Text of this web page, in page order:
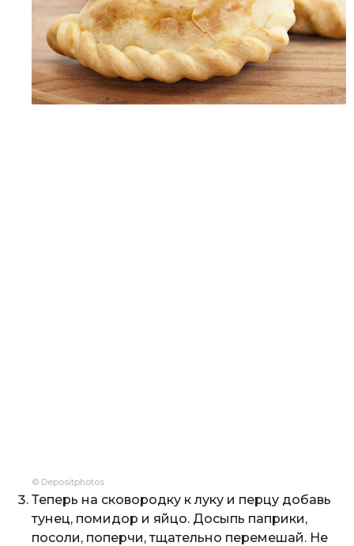
© Depositphotos
Теперь на сковородку к луку и перцу добавь
тунец, помидор и яйцо. Досыпь паприки,
посоли, поперчи, тщательно перемешай. Не